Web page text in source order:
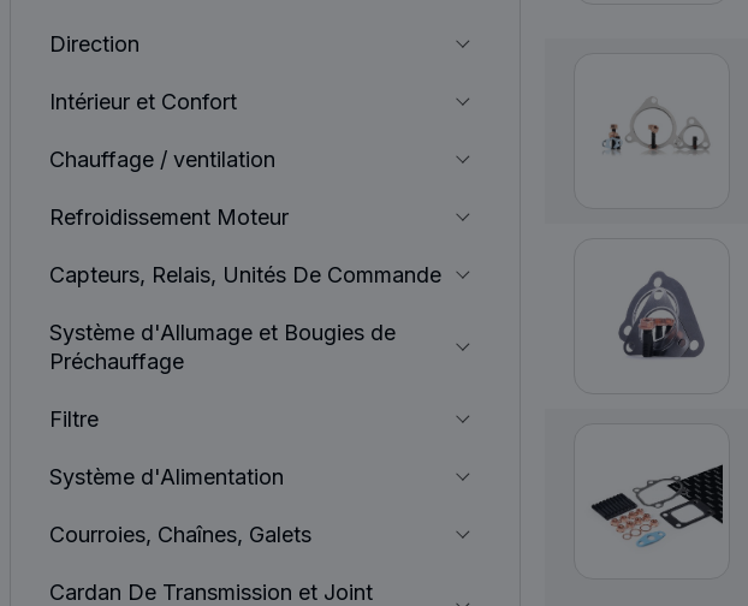
Direction
Intérieur et Confort
Chauffage / ventilation
Refroidissement Moteur
Capteurs, Relais, Unités De Commande
Système d'Allumage et Bougies de
Préchauffage
Filtre
Système d'Alimentation
Courroies, Chaînes, Galets
Cardan De Transmission et Joint